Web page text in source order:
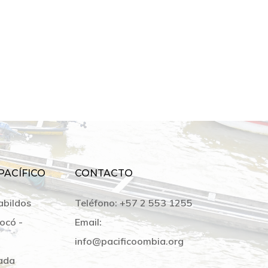
-
CONTACTO
Teléfono: +57 2 553 1255
Email:
info@pacificoombia.org